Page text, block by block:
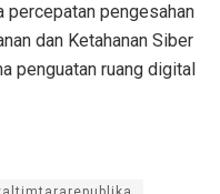
percepatan pengesahan
dan Ketahanan Siber
penguatan ruang digital